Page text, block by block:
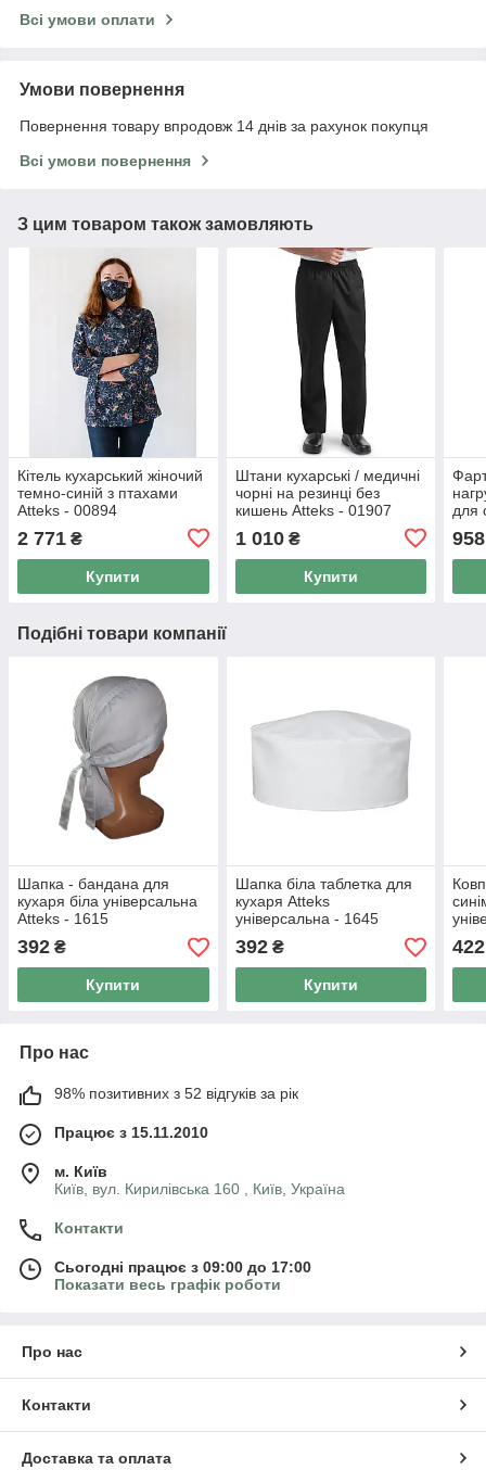
Всі умови оплати
Умови повернення
Повернення товару впродовж 14 днів за рахунок покупця
Всі умови повернення
З цим товаром також замовляють
Кітель кухарський жіночий
темно-синій з птахами
Atteks - 00894
2 771 ₴
Купити
Штани кухарські / медичні
чорні на резинці без
кишень Atteks - 01907
1 010₴
Купити
для
958
Подібні товари компанії
Шапка - бандана для
кухаря біла універсальна
Atteks - 1615
392 ₴
Купити
Шапка біла таблетка для
кухаря Atteks
універсальна - 1645
392₴
Купити
422
Про нас
98% позитивних з 52 відгуків за рік
Працює з 15.11.2010
м. Київ
Київ, вул. Кирилівська 160 , Київ, Україна
Контакти
Сьогодні працює з 09:00 до 17:00
Показати весь графік роботи
Про нас
Контакти
Доставка та оплата